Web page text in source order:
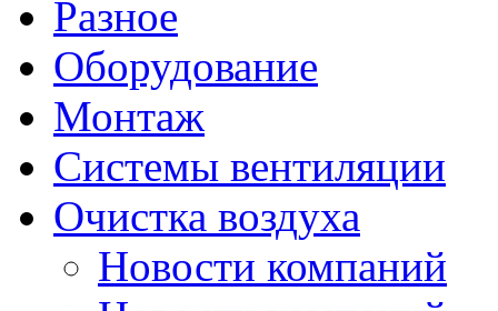
Разное
Оборудование
Монтаж
Системы вентиляции
Очистка воздуха
Новости компаний